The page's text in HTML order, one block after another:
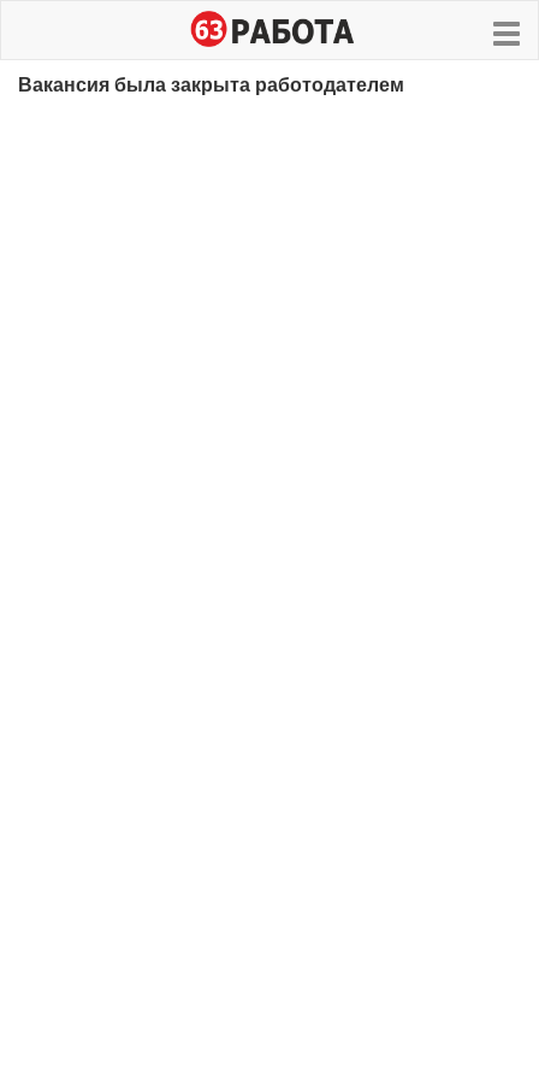
Вакансия была закрыта работодателем